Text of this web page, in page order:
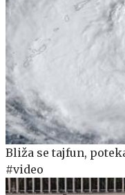
Bliža se tajfun,
#video